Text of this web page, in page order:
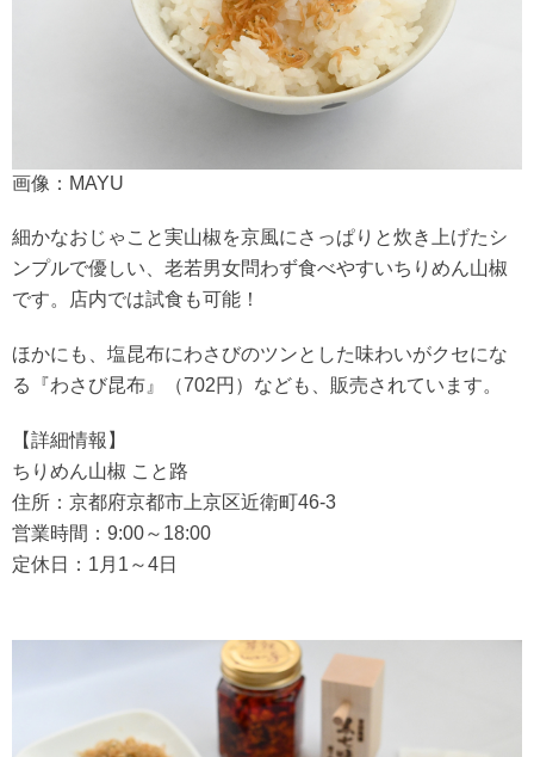
画像：MAYU
細かなおじゃこと実山椒を京風にさっぱりと炊き上げたシ
ンプルで優しい、老若男女問わず食べやすいちりめん山椒
です。店内では試食も可能！
ほかにも、塩昆布にわさびのツンとした味わいがクセにな
る『わさび昆布』（702円）なども、販売されています。
【詳細情報】
ちりめん山椒 こと路
住所：京都府京都市上京区近衛町46-3
営業時間：9:00～18:00
定休日：1月1～4日